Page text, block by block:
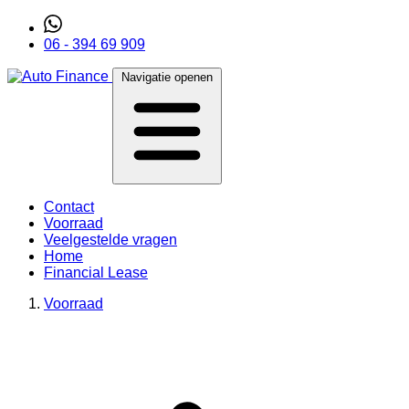
06 - 394 69 909
Navigatie openen
Contact
Voorraad
Veelgestelde vragen
Home
Financial Lease
Voorraad